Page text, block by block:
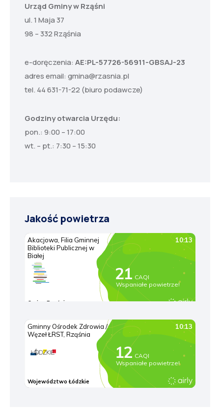
Urząd Gminy w Rząśni
ul. 1 Maja 37
98 – 332 Rząśnia
e-doręczenia: AE:PL-57726-56911-GBSAJ-23
adres email: gmina@rzasnia.pl
tel. 44 631-71-22 (biuro podawcze)
Godziny otwarcia Urzędu:
pon.: 9:00 – 17:00
wt. – pt.: 7:30 – 15:30
Jakość powietrza